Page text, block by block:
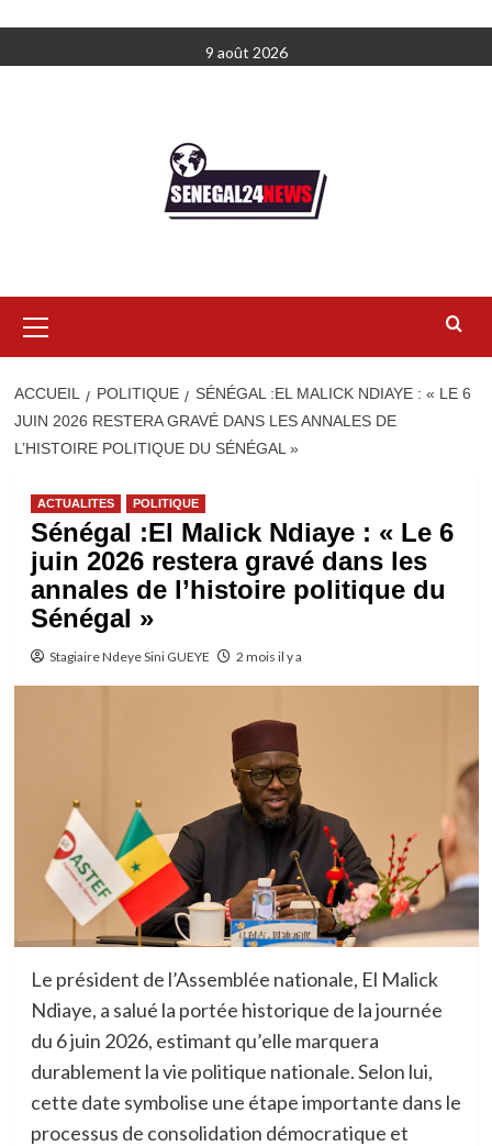
au
9 août 2026
principal
ACCUEIL POLITIQUE
SÉNÉGAL :EL MALICK NDIAYE : « LE 6
JUIN 2026 RESTERA GRAVÉ DANS LES ANNALES DE
L’HISTOIRE POLITIQUE DU SÉNÉGAL »
ACTUALITES POLITIQUE
Sénégal :El Malick Ndiaye : « Le 6
juin 2026 restera gravé dans les
annales de l’histoire politique du
Sénégal »
Stagiaire Ndeye Sini GUEYE 2 mois il y a
Le président de l’Assemblée nationale, El Malick
Ndiaye, a salué la portée historique de la journée
du 6 juin 2026, estimant qu’elle marquera
durablement la vie politique nationale. Selon lui,
cette date symbolise une étape importante dans le
processus de consolidation démocratique et